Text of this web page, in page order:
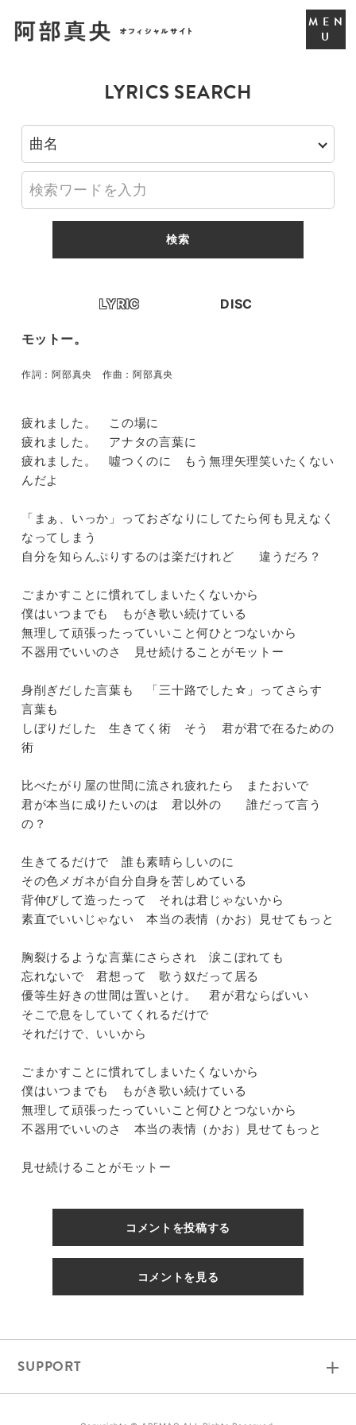
LYRICS SEARCH
LYRIC DISC
モットー。
作詞：阿部真央 作曲：阿部真央
疲れました。 この場に
疲れました。 アナタの言葉に
疲れました。 噓つくのに もう無理矢理笑いたくない
んだよ
「まぁ、いっか」っておざなりにしてたら何も見えなく
なってしまう
自分を知らんぷりするのは楽だけれど 違うだろ？
ごまかすことに慣れてしまいたくないから
僕はいつまでも もがき歌い続けている
無理して頑張ったっていいこと何ひとつないから
不器用でいいのさ 見せ続けることがモットー
身削ぎだした言葉も 「三十路でした☆」ってさらす
言葉も
しぼりだした 生きてく術 そう 君が君で在るための
術
比べたがり屋の世間に流され疲れたら またおいで
君が本当に成りたいのは 君以外の 誰だって言う
の？
生きてるだけで 誰も素晴らしいのに
その色メガネが自分自身を苦しめている
背伸びして造ったって それは君じゃないから
素直でいいじゃない 本当の表情（かお）見せてもっと
胸裂けるような言葉にさらされ 涙こぼれても
忘れないで 君想って 歌う奴だって居る
優等生好きの世間は置いとけ。 君が君ならばいい
そこで息をしていてくれるだけで
それだけで、いいから
ごまかすことに慣れてしまいたくないから
僕はいつまでも もがき歌い続けている
無理して頑張ったっていいこと何ひとつないから
不器用でいいのさ 本当の表情（かお）見せてもっと
見せ続けることがモットー
コメントを投稿する
コメントを見る
SUPPORT